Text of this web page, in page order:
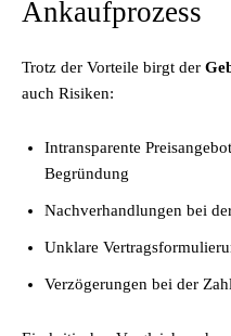
Ankaufprozess
Trotz der Vorteile birgt der
auch Risiken:
Intransparente
Begründung
Nachverhandlungen bei
Unklare
Verzögerungen bei der